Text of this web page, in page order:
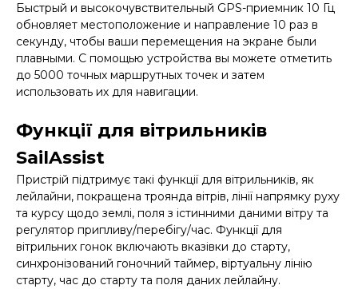
Быстрый и высокочувствительный GPS-приемник 10 Гц
обновляет местоположение и направление 10 раз в
секунду, чтобы ваши перемещения на экране были
плавными. С помощью устройства вы можете отметить
до 5000 точных маршрутных точек и затем
использовать их для навигации.
Функції для вітрильників
SailAssist
Пристрій підтримує такі функції для вітрильників, як
лейлайни, покращена троянда вітрів, лінії напрямку руху
та курсу щодо землі, поля з істинними даними вітру та
регулятор припливу/перебігу/час. Функції для
вітрильних гонок включають вказівки до старту,
синхронізований гоночний таймер, віртуальну лінію
старту, час до старту та поля даних лейлайну.